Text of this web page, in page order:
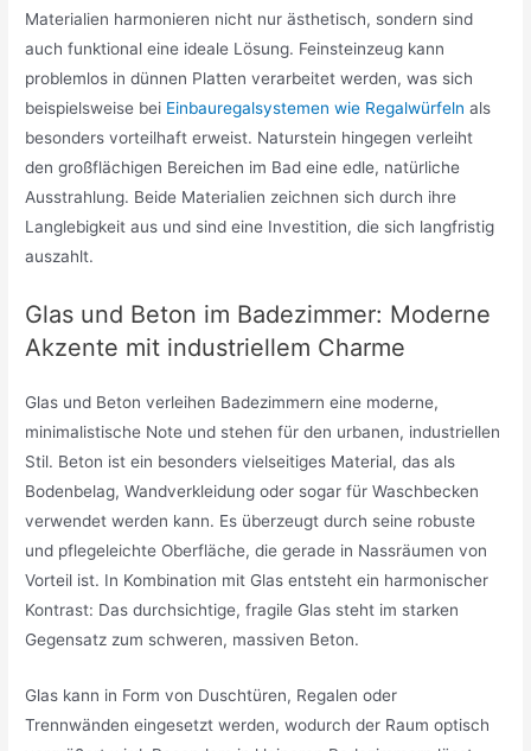
Materialien harmonieren nicht nur ästhetisch, sondern sind
auch funktional eine ideale Lösung. Feinsteinzeug kann
problemlos in dünnen Platten verarbeitet werden, was sich
beispielsweise bei Einbauregalsystemen wie Regalwürfeln als
besonders vorteilhaft erweist. Naturstein hingegen verleiht
den großflächigen Bereichen im Bad eine edle, natürliche
Ausstrahlung. Beide Materialien zeichnen sich durch ihre
Langlebigkeit aus und sind eine Investition, die sich langfristig
auszahlt.
Glas und Beton im Badezimmer: Moderne
Akzente mit industriellem Charme
Glas und Beton verleihen Badezimmern eine moderne,
minimalistische Note und stehen für den urbanen, industriellen
Stil. Beton ist ein besonders vielseitiges Material, das als
Bodenbelag, Wandverkleidung oder sogar für Waschbecken
verwendet werden kann. Es überzeugt durch seine robuste
und pflegeleichte Oberfläche, die gerade in Nassräumen von
Vorteil ist. In Kombination mit Glas entsteht ein harmonischer
Kontrast: Das durchsichtige, fragile Glas steht im starken
Gegensatz zum schweren, massiven Beton.
Glas kann in Form von Duschtüren, Regalen oder
Trennwänden eingesetzt werden, wodurch der Raum optisch